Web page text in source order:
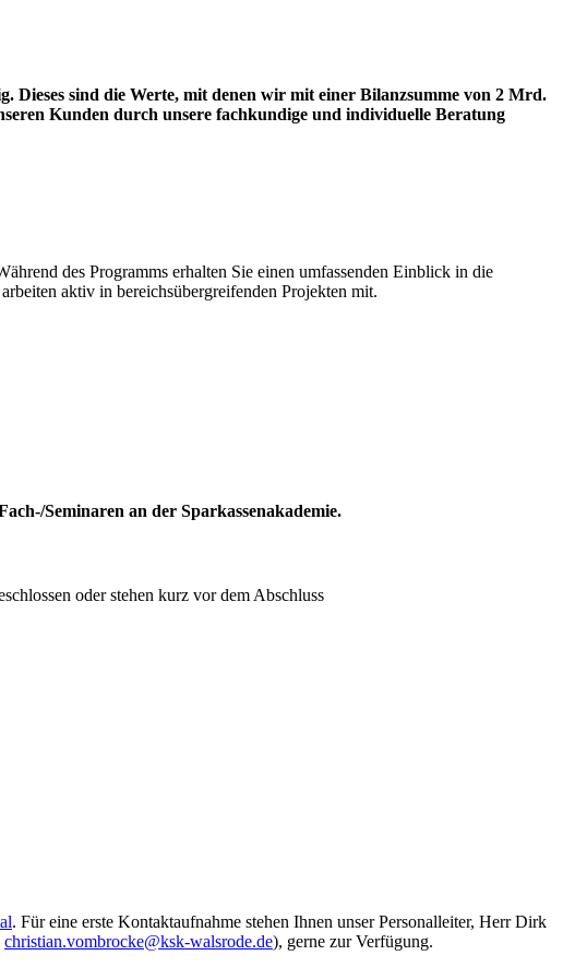
Dieses sind die Werte, mit denen wir mit einer Bilanzsumme von 2 Mrd.
Kunden durch unsere fachkundige und individuelle Beratung
des Programms erhalten Sie einen umfassenden Einblick in die
aktiv in bereichsübergreifenden Projekten mit.
Seminaren an der Sparkassenakademie.
oder stehen kurz vor dem Abschluss
. Für eine erste Kontaktaufnahme stehen Ihnen unser Personalleiter, Herr Dirk
christian.vombrocke@ksk-walsrode.de), gerne zur Verfügung.